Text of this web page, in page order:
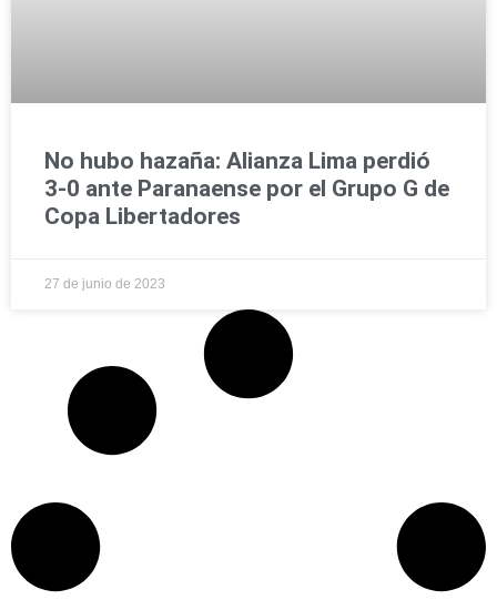
No hubo hazaña: Alianza Lima perdió
3-0 ante Paranaense por el Grupo G de
Copa Libertadores
27 de junio de 2023